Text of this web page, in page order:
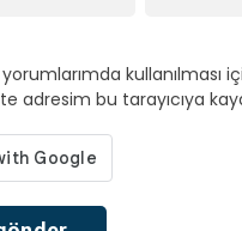
kullanılması
adresim bu tarayıcıya